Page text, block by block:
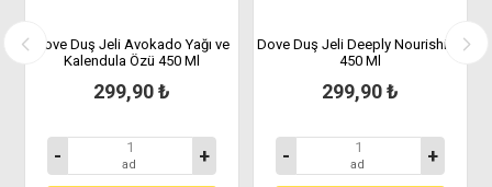
Dove Duş Jeli Avokado Yağı ve
Kalendula Özü 450 Ml
299,90 ₺
- ad +
Dove Duş Jeli Deeply Nourishing
450 Ml
299,90 ₺
- ad +